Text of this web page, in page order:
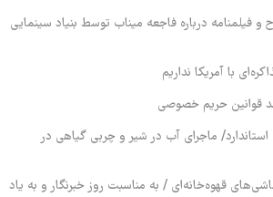
حدود ۴۰۰ طرح و فیلمنامه درباره فاجعه میناب توسط بنیاد سینمایی
با آمریکا نداریم
قوانین حریم خصوصی
ماجرای آب در شیر و چربی گیاهی در
قهوه‌خانه‌ای / به مناسبت روز خبرنگار و به یاد